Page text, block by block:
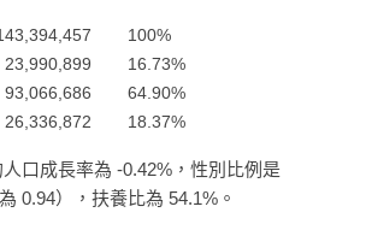
100%
23,990,899
16.73%
93,066,686
64.90%
26,336,872 18.37%
口成長率為 -0.42%，性別比例是
0.94），扶養比為 54.1%。